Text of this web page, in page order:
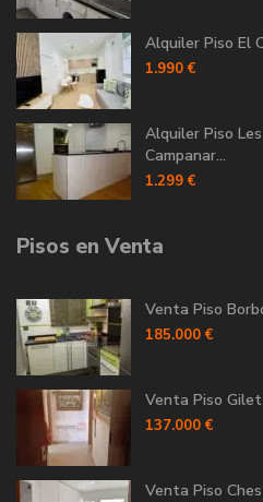
Alquiler Piso El
1.990 €
Alquiler Piso
Campanar...
1.299 €
Pisos en Venta
Venta Piso
185.000 €
Venta Piso
137.000 €
Venta Piso